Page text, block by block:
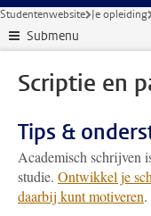
Studentenwebsite Je opleiding
Submenu
Scriptie en
Tips &
Academisch schrijven
studie. Ontwikkel je
daarbij kunt motiveren.